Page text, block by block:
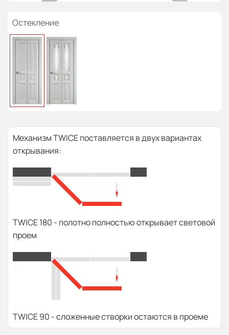
Остекление
Механизм TWICE поставляется в двух вариантах
открывания:
TWICE 180 - полотно полностью открывает световой
проем
TWICE 90 - сложенные створки остаются в проеме